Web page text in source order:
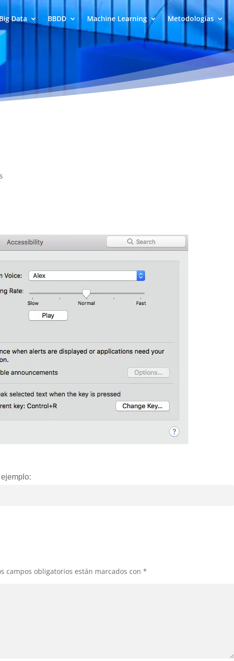
Data BBDD Machine Learning Metodologías
campos obligatorios están marcados con*